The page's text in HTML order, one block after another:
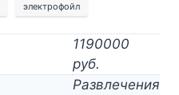
электрофойл
1190000
руб.
Развлечения